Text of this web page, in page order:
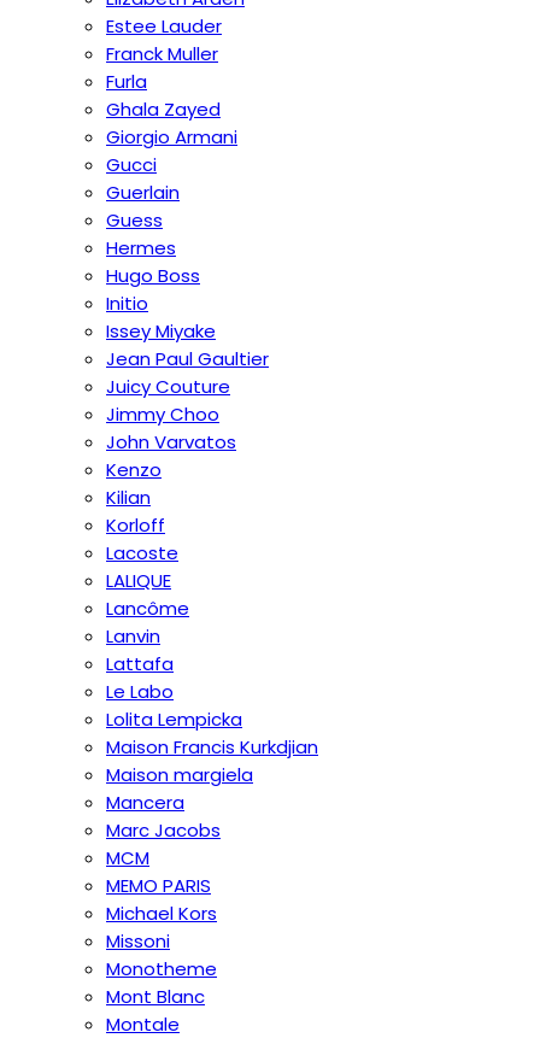
Estee Lauder
Franck Muller
Furla
Ghala Zayed
Giorgio Armani
Gucci
Guerlain
Guess
Hermes
Hugo Boss
Initio
Issey Miyake
Jean Paul Gaultier
Juicy Couture
Jimmy Choo
John Varvatos
Kenzo
Kilian
Korloff
Lacoste
LALIQUE
Lancôme
Lanvin
Lattafa
Le Labo
Lolita Lempicka
Maison Francis Kurkdjian
Maison margiela
Mancera
Marc Jacobs
MCM
MEMO PARIS
Michael Kors
Missoni
Monotheme
Mont Blanc
Montale